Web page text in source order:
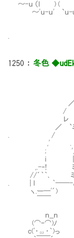
～-ｕ （l ) ( ﾉ
～'ｕ-ｕ' `ｕ-
1250 ： 冬色
／´
/
レ _, r
／ `ミ
. / i
,' . ,' ～'o
; ',
i | | | ～'し
,.-‐!
//´｀｀
. | l ｀
ヽ.ー
￣￣ r
(⌒ｰ
ｎ__ｎ (´
(⌒ｰ⌒)ﾉ
c('・ω・｀)っ